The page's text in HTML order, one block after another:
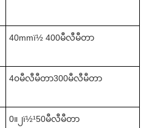
40mmï½ 400မီလီမီတာ
4၀မီလီမီတာ300မီလီမီတာ
0။၂ï½¹50မီလီမီတာ